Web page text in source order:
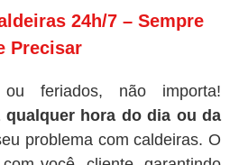
24h/7 – Sempre
Precisar
ou feriados, não importa!
qualquer hora do dia ou da
problema com caldeiras. O